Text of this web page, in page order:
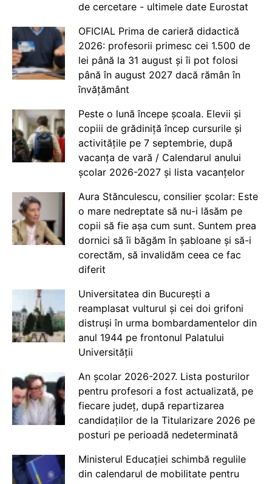
de cercetare - ultimele date Eurostat
OFICIAL Prima de carieră didactică
2026: profesorii primesc cei 1.500 de
lei până la 31 august și îi pot folosi
până în august 2027 dacă rămân în
învățământ
Peste o lună începe școala. Elevii și
copiii de grădiniță încep cursurile și
activitățile pe 7 septembrie, după
vacanța de vară / Calendarul anului
școlar 2026-2027 și lista vacanțelor
Aura Stănculescu, consilier școlar: Este
o mare nedreptate să nu-i lăsăm pe
copii să fie așa cum sunt. Suntem prea
dornici să îi băgăm în șabloane și să-i
corectăm, să invalidăm ceea ce fac
diferit
Universitatea din București a
reamplasat vulturul și cei doi grifoni
distruși în urma bombardamentelor din
anul 1944 pe frontonul Palatului
Universității
An școlar 2026-2027. Lista posturilor
pentru profesori a fost actualizată, pe
fiecare județ, după repartizarea
candidaților de la Titularizare 2026 pe
posturi pe perioadă nedeterminată
Ministerul Educației schimbă regulile
din calendarul de mobilitate pentru